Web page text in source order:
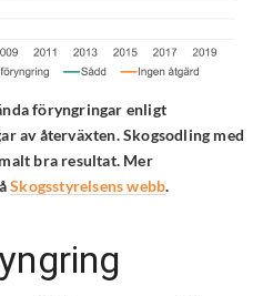
föryngringar enligt
av återväxten. Skogsodling med
bra resultat. Mer
Skogsstyrelsens webb.